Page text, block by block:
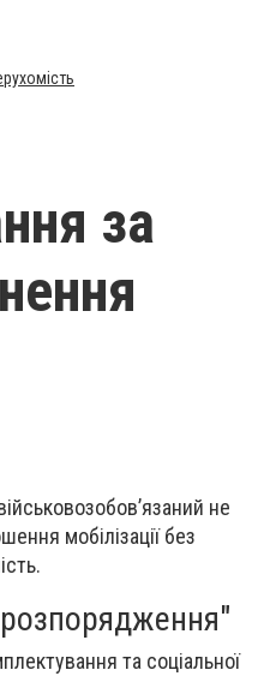
за
не
мобілізації без
розпорядження"
та соціальної